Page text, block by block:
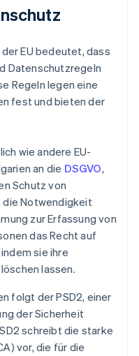
EU bedeutet, dass
Datenschutzregeln
Regeln legen eine
fest und bieten der
wie andere EU-
an die DSGVO,
Schutz von
die Notwendigkeit
zur Erfassung von
das Recht auf
sie ihre
lassen.
folgt der PSD2, einer
der Sicherheit
schreibt die starke
vor, die für die